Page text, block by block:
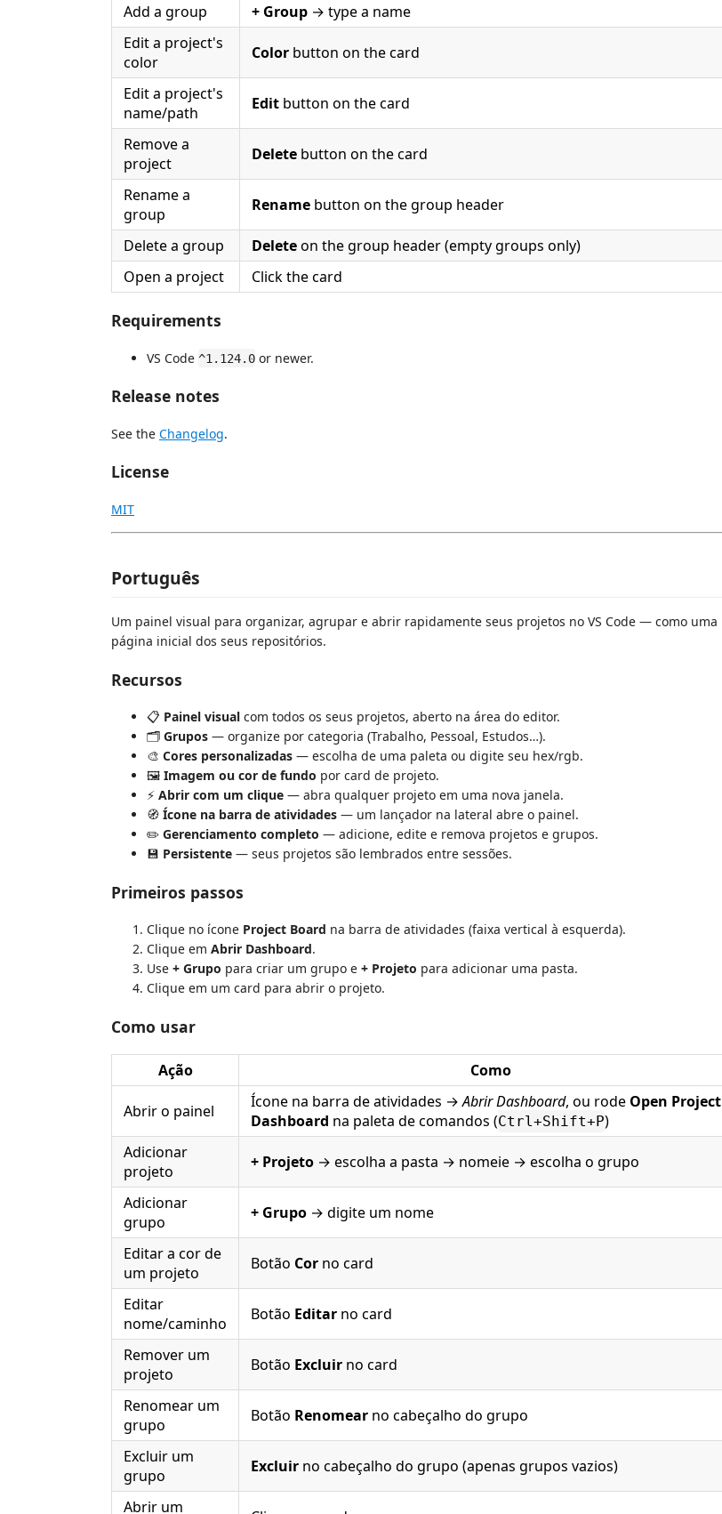
Add a group
+ Group → type a name
Edit a project's
color
Color button on the card
Edit a project's
name/path
Edit button on the card
Remove a
project
Delete button on the card
Rename a
group
Rename button on the group header
Delete a group Deleteon the group header (empty groups only)
Open a project
Click the card
Requirements
VS Code ^1.124.0 or newer.
Release notes
See the Changelog.
License
MIT
Português
Um painel visual para organizar, agrupar e abrir rapidamente seus projetos no VS Code — como uma
página inicial dos seus repositórios.
Recursos
📋 Painel visual com todos os seus projetos, aberto na área do editor.
🗂️ Grupos — organize por categoria (Trabalho, Pessoal, Estudos…).
🎨 Cores personalizadas — escolha de uma paleta ou digite seu hex/rgb.
🖼️ Imagem ou cor de fundo por card de projeto.
⚡ Abrir com um clique — abra qualquer projeto em uma nova janela.
🧭 Ícone na barra de atividades — um lançador na lateral abre o painel.
✏️ Gerenciamento completo — adicione, edite e remova projetos e grupos.
💾 Persistente — seus projetos são lembrados entre sessões.
Primeiros passos
Clique no ícone Project Board na barra de atividades (faixa vertical à esquerda).
Clique em Abrir Dashboard.
Use + Grupo para criar um grupo e + Projeto para adicionar uma pasta.
Clique em um card para abrir o projeto.
Como usar
Ação Como
Abrir o painel Ícone na barra de atividades →Abrir Dashboard, ou rode Open Project
Dashboard na paleta de comandos (Ctrl+Shift+P)
Adicionar
projeto
+ Projeto → escolha a pasta → nomeie → escolha o grupo
Adicionar
grupo
+ Grupo → digite um nome
Editar a cor de
um projeto
Botão Cor no card
Editar
nome/caminho
Botão Editar no card
Remover um
projeto
Botão Excluir no card
Renomear um
grupo
Botão Renomear no cabeçalho do grupo
Excluir um
grupo
Excluir no cabeçalho do grupo (apenas grupos vazios)
Abrir um